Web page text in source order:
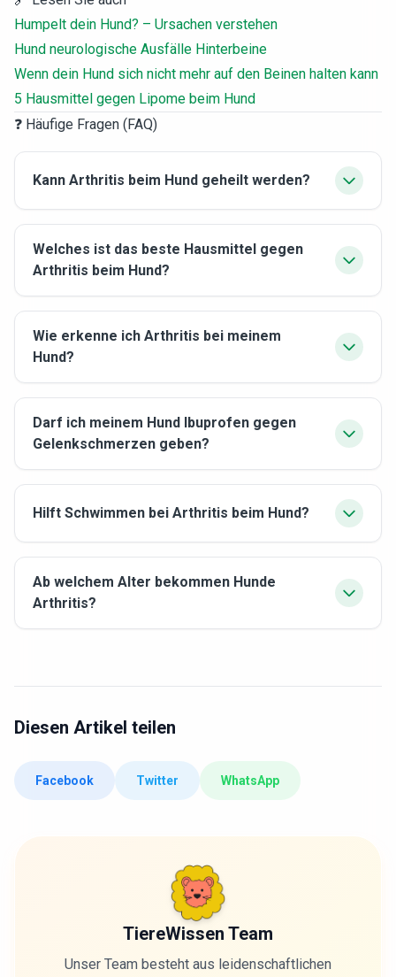
Humpelt dein Hund? – Ursachen verstehen
Hund neurologische Ausfälle Hinterbeine
Wenn dein Hund sich nicht mehr auf den Beinen halten kann
5 Hausmittel gegen Lipome beim Hund
❓ Häufige Fragen (FAQ)
Kann Arthritis beim Hund geheilt werden?
Welches ist das beste Hausmittel gegen
Arthritis beim Hund?
Wie erkenne ich Arthritis bei meinem
Hund?
Darf ich meinem Hund Ibuprofen gegen
Gelenkschmerzen geben?
Hilft Schwimmen bei Arthritis beim Hund?
Ab welchem Alter bekommen Hunde
Arthritis?
Diesen Artikel teilen
Facebook Twitter WhatsApp
TiereWissen Team
Unser Team besteht aus leidenschaftlichen